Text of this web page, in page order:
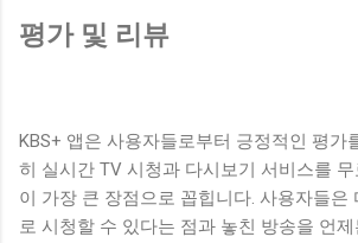
평가 및 리뷰
KBS+ 앱은 사용자들로부터 긍정적인 평가
히 실시간 TV 시청과 다시보기 서비스를
이 가장 큰 장점으로 꼽힙니다. 사용자들은
로 시청할 수 있다는 점과 놓친 방송을 언